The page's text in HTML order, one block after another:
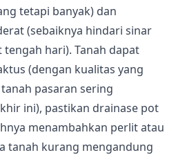
tetapi banyak) dan
(sebaiknya hindari sinar
hari). Tanah dapat
(dengan kualitas yang
pasaran sering
ini), pastikan drainase pot
menambahkan perlit atau
tanah kurang mengandung